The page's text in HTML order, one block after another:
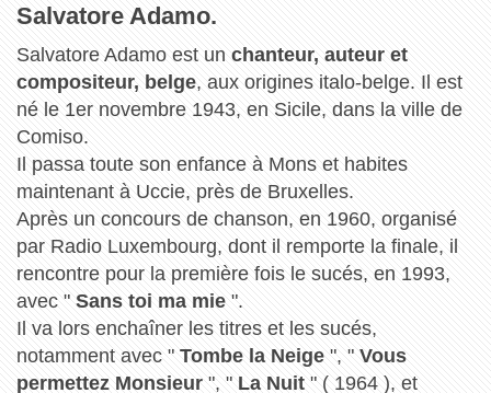
Salvatore Adamo.
Salvatore Adamo est un chanteur, auteur et
compositeur, belge, aux origines italo-belge. Il est
né le 1er novembre 1943, en Sicile, dans la ville de
Comiso.
Il passa toute son enfance à Mons et habites
maintenant à Uccie, près de Bruxelles.
Après un concours de chanson, en 1960, organisé
par Radio Luxembourg, dont il remporte la finale, il
rencontre pour la première fois le sucés, en 1993,
avec " Sans toi ma mie".
Il va lors enchaîner les titres et les sucés,
notamment avec " Tombe la Neige", " Vous
permettez Monsieur", " La Nuit" ( 1964 ), et